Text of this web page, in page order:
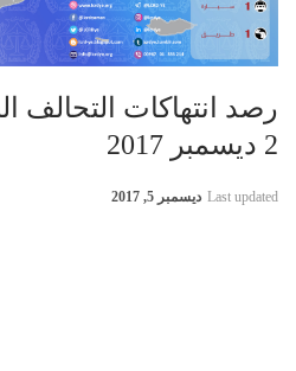
رصد انتهاكات التحالف
2 ديسمبر 2017
Last updated ديسمبر 5, 2017